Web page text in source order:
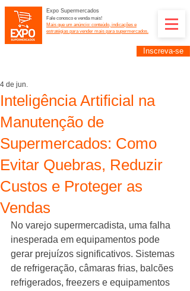
Expo Supermercados
Fale conosco e venda mais!
Mais que um anúncio: conteúdo, indicações e
estratégias para vender mais para supermercados.
Inscreva-se
Inteligência Artificial na
Manutenção de
Supermercados: Como
Evitar Quebras, Reduzir
Custos e Proteger as
Vendas
4 de jun.
No varejo supermercadista, uma falha
inesperada em equipamentos pode
gerar prejuízos significativos. Sistemas
de refrigeração, câmaras frias, balcões
refrigerados, freezers e equipamentos